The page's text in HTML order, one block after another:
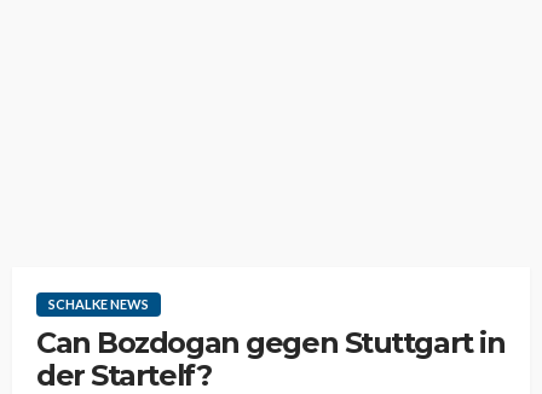
SCHALKE NEWS
Can Bozdogan gegen Stuttgart in
der Startelf?